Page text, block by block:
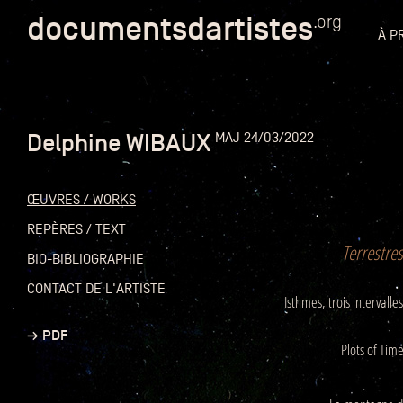
documentsdartistes.org
À
DOCUMENTS D'ARTISTES PACA
DE A
documentsdartistes.org
Documents d'artistes PACA
Mission
Équipe
Partenaires
Crédits
Actions
Documentation
Delphine WIBAUX MAJ 24/03/2022
ŒUVRES / WORKS
REPÈRES / TEXT
BIO-BIBLIOGRAPHIE
CONTACT DE L'ARTISTE
→ PDF
Terrestres
Isthmes, trois
Plots of Time